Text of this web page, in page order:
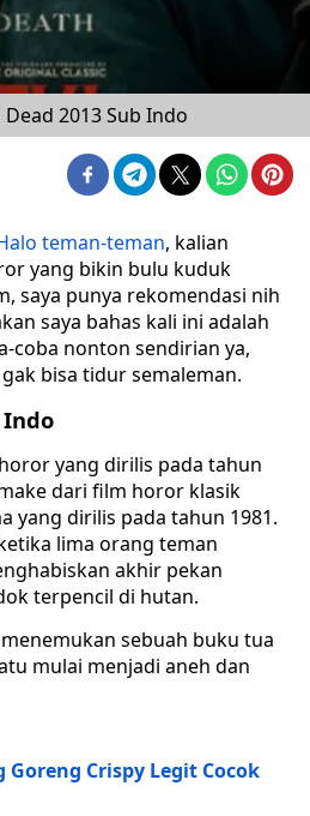
2013 Sub Indo
teman-teman, kalian
yang bikin bulu kuduk
saya punya rekomendasi nih
saya bahas kali ini adalah
coba nonton sendirian ya,
bisa tidur semaleman.
Indo
yang dirilis pada tahun
dari film horor klasik
yang dirilis pada tahun 1981.
lima orang teman
akhir pekan
terpencil di hutan.
sebuah buku tua
mulai menjadi aneh dan
Goreng Crispy Legit Cocok